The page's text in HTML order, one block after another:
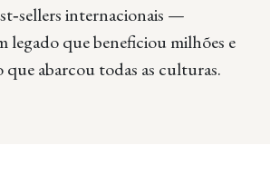
internacionais —
legado que beneficiou milhões e
abarcou todas as culturas.